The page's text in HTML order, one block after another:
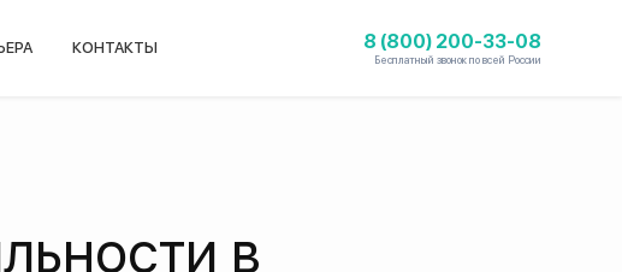
КОНТАКТЫ 8 (800) 200-33-08
Бесплатный звонок по всей России
в